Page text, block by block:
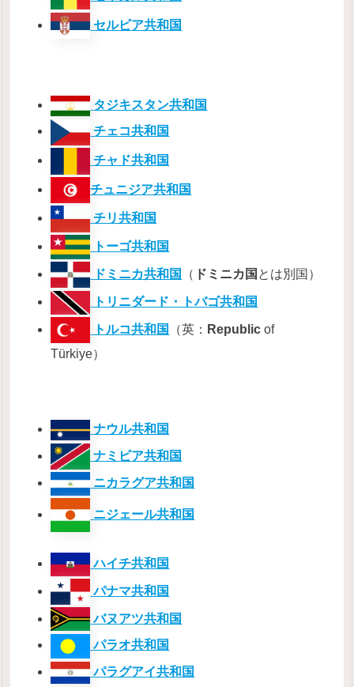
セルビア共和国
タジキスタン共和国
チェコ共和国
チャド共和国
チュニジア共和国
チリ共和国
トーゴ共和国
ドミニカ共和国 （ ドミニカ国 とは別国）
トリニダード・トバゴ共和国
トルコ共和国 （英： Republic of
Türkiye）
ナウル共和国
ナミビア共和国
ニカラグア共和国
ニジェール共和国
ハイチ共和国
パナマ共和国
バヌアツ共和国
パラオ共和国
パラグアイ共和国